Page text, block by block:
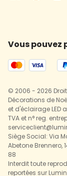
Vous pouvez
© 2006 - 2026
Décorations de
et d'éclairage LED
TVA et n° reg.
Siège Social: Via
Abetone Brennero,
88
Interdit toute
reportées sur